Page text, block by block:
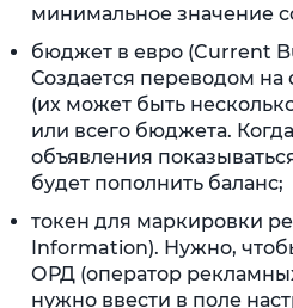
минимальное значение
бюджет в евро (Current
Создается переводом на
(их может быть
или всего бюджета.
объявления
будет пополнить баланс;
токен для маркировки
Information). Нужно,
ОРД (оператор
нужно ввести в поле